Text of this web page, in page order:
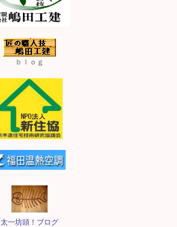
ｂｌｏｇ
太一坊頭！ブログ